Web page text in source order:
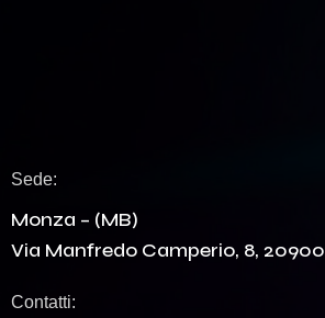
Sede:
Monza – (MB)
Via Manfredo Camperio, 8, 20900
Contatti: